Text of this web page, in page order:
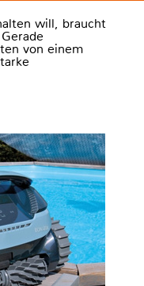
will, braucht
von einem